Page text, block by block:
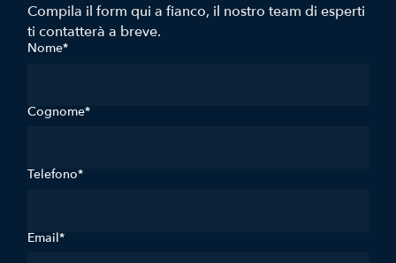
Compila il form qui a fianco, il nostro team di esperti
ti contatterà a breve.
Nome*
Cognome*
Telefono*
Email*